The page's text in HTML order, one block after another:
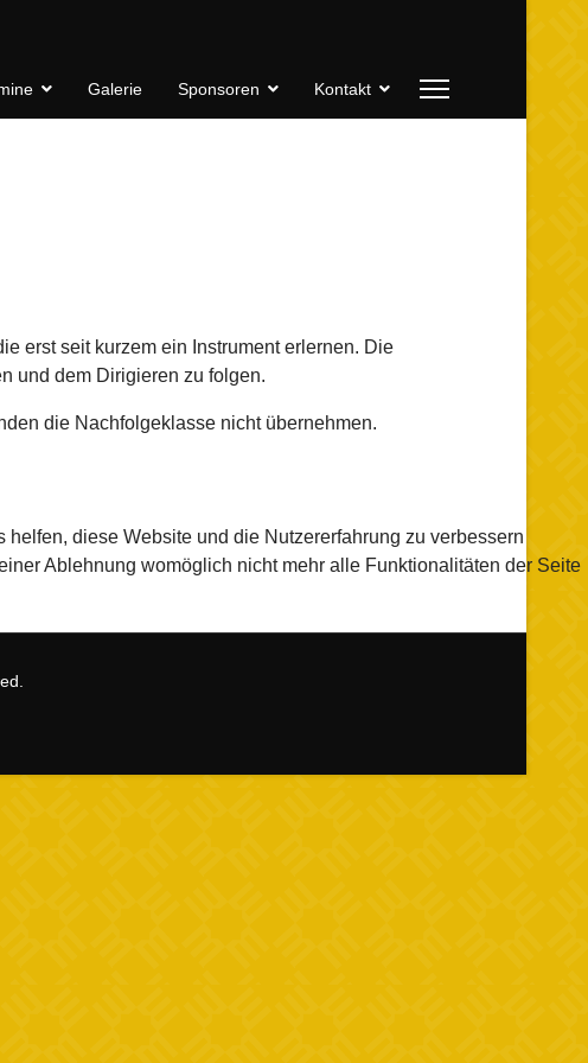
Galerie Sponsoren Kontakt
erst seit kurzem ein Instrument erlernen. Die
und dem Dirigieren zu folgen.
die Nachfolgeklasse nicht übernehmen.
diese Website und die Nutzererfahrung zu verbessern
Ablehnung womöglich nicht mehr alle Funktionalitäten der Seite